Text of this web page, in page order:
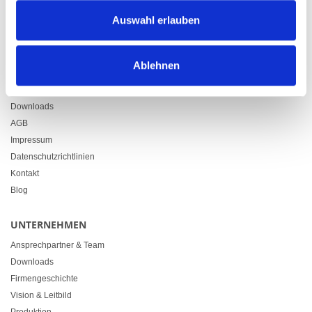
Auswahl erlauben
Ablehnen
Zürcherstrasse 37
LINKS
Downloads
AGB
Impressum
Datenschutzrichtlinien
Kontakt
Blog
UNTERNEHMEN
Ansprechpartner & Team
Downloads
Firmengeschichte
Vision & Leitbild